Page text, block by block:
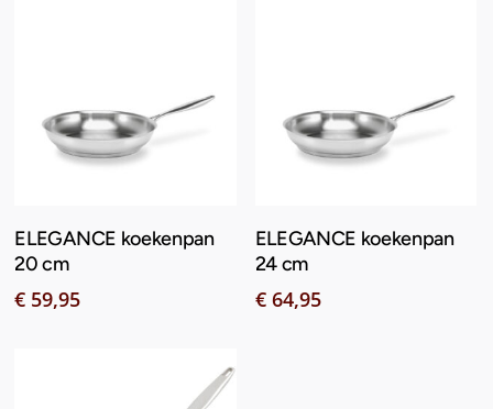
Toevoegen Aan
ELEGANCE koekenpan
20 cm
€ 59,95
Toevoegen Aan
ELEGANCE koekenpan
24 cm
€64,95